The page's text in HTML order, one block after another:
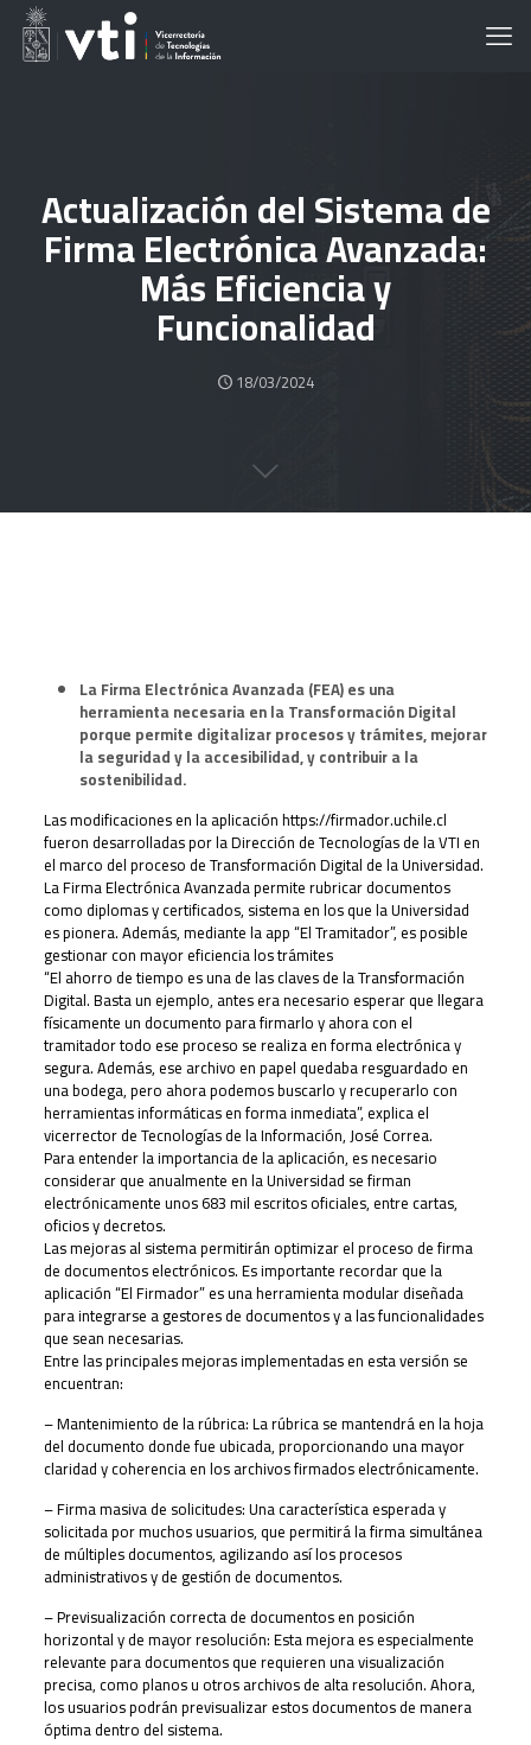
Actualización del Sistema de
Firma Electrónica Avanzada:
Más Eficiencia y
Funcionalidad
18/03/2024
La Firma Electrónica Avanzada (FEA) es una
herramienta necesaria en la Transformación Digital
porque permite digitalizar procesos y trámites, mejorar
la seguridad y la accesibilidad, y contribuir a la
sostenibilidad.
Las modificaciones en la aplicación https://firmador.uchile.cl
fueron desarrolladas por la Dirección de Tecnologías de la VTI en
el marco del proceso de Transformación Digital de la Universidad.
La Firma Electrónica Avanzada permite rubricar documentos
como diplomas y certificados, sistema en los que la Universidad
es pionera. Además, mediante la app “El Tramitador”, es posible
gestionar con mayor eficiencia los trámites
“El ahorro de tiempo es una de las claves de la Transformación
Digital. Basta un ejemplo, antes era necesario esperar que llegara
físicamente un documento para firmarlo y ahora con el
tramitador todo ese proceso se realiza en forma electrónica y
segura. Además, ese archivo en papel quedaba resguardado en
una bodega, pero ahora podemos buscarlo y recuperarlo con
herramientas informáticas en forma inmediata”, explica el
vicerrector de Tecnologías de la Información, José Correa.
Para entender la importancia de la aplicación, es necesario
considerar que anualmente en la Universidad se firman
electrónicamente unos 683 mil escritos oficiales, entre cartas,
oficios y decretos.
Las mejoras al sistema permitirán optimizar el proceso de firma
de documentos electrónicos. Es importante recordar que la
aplicación “El Firmador” es una herramienta modular diseñada
para integrarse a gestores de documentos y a las funcionalidades
que sean necesarias.
Entre las principales mejoras implementadas en esta versión se
encuentran:
– Mantenimiento de la rúbrica: La rúbrica se mantendrá en la hoja
del documento donde fue ubicada, proporcionando una mayor
claridad y coherencia en los archivos firmados electrónicamente.
– Firma masiva de solicitudes: Una característica esperada y
solicitada por muchos usuarios, que permitirá la firma simultánea
de múltiples documentos, agilizando así los procesos
administrativos y de gestión de documentos.
– Previsualización correcta de documentos en posición
horizontal y de mayor resolución: Esta mejora es especialmente
relevante para documentos que requieren una visualización
precisa, como planos u otros archivos de alta resolución. Ahora,
los usuarios podrán previsualizar estos documentos de manera
óptima dentro del sistema.